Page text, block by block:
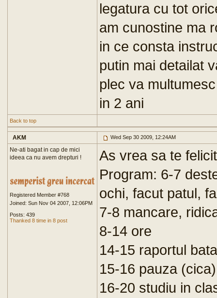
legatura cu tot
am cunostine ma
in ce consta
putin mai detailat
plec va
in 2 ani
Back to top
AKM Wed Sep 30 2009, 12:24AM
Ne-ati bagat in cap de mici
ideea ca nu avem drepturi !
Registered Member #768
Joined: Sun Nov 04 2007, 12:06PM
Posts: 439
Thanked 8 time in 8 post
As vrea sa te
Program: 6-7
ochi, facut patul,
7-8 mancare,
8-14 ore
14-15 raportul
15-16 pauza
16-20 studiu in